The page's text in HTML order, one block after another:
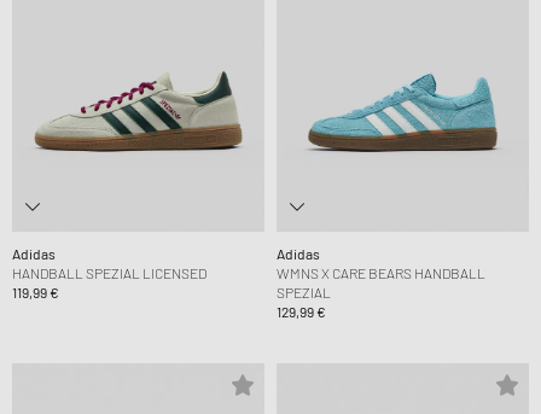
Adidas
HANDBALL SPEZIAL LICENSED
119,99 €
Adidas
WMNS X CARE BEARS HANDBALL
SPEZIAL
129,99 €